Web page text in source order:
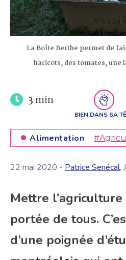
La Boîte Berthe permet de
haricots, des tomates, une
3 min
BIEN DANS SA
Alimentation
22 mai 2020 - Patrice Senécal,
Mettre
portée de tous.
d’une poignée